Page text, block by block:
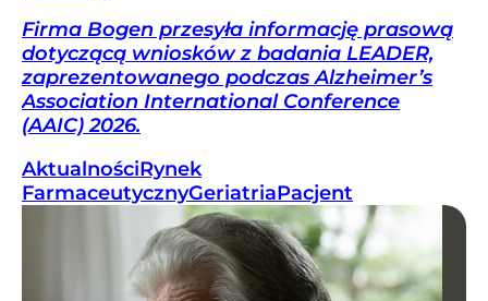
Firma Bogen przesyła informację prasową
dotyczącą wniosków z badania LEADER,
zaprezentowanego podczas Alzheimer’s
Association International Conference
(AAIC) 2026.
AktualnościRynek
FarmaceutycznyGeriatriaPacjent